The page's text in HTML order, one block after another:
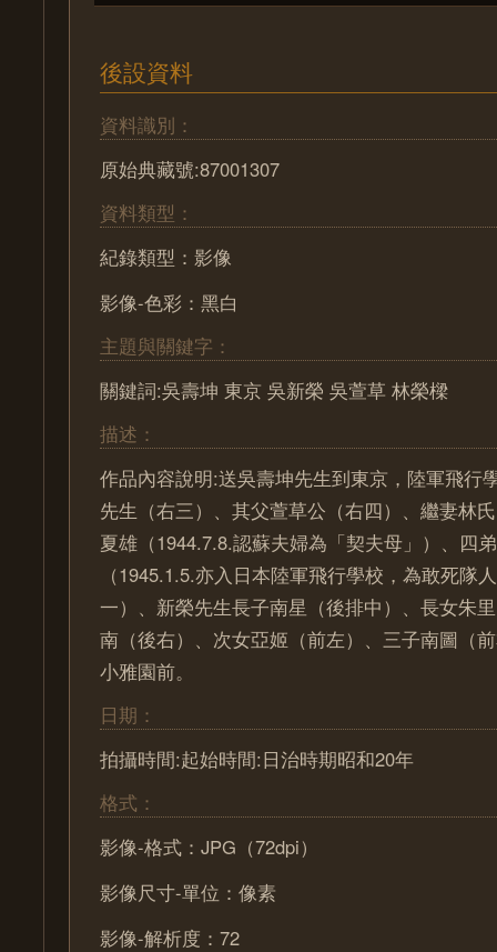
後設資料
資料識別：
原始典藏號:87001307
資料類型：
紀錄類型：影像
影像-色彩：黑白
主題與關鍵字：
關鍵詞:吳壽坤 東京 吳新榮 吳萱草 林榮樑
描述：
作品內容說明:送吳壽坤先生到東京，陸軍飛行
先生（右三）、其父萱草公（右四）、繼妻林
夏雄（1944.7.8.認蘇夫婦為「契夫母」）、四
（1945.1.5.亦入日本陸軍飛行學校，為敢死隊
一）、新榮先生長子南星（後排中）、長女朱
南（後右）、次女亞姬（前左）、三子南圖（
小雅園前。
日期：
拍攝時間:起始時間:日治時期昭和20年
格式：
影像-格式：JPG（72dpi）
影像尺寸-單位：像素
影像-解析度：72